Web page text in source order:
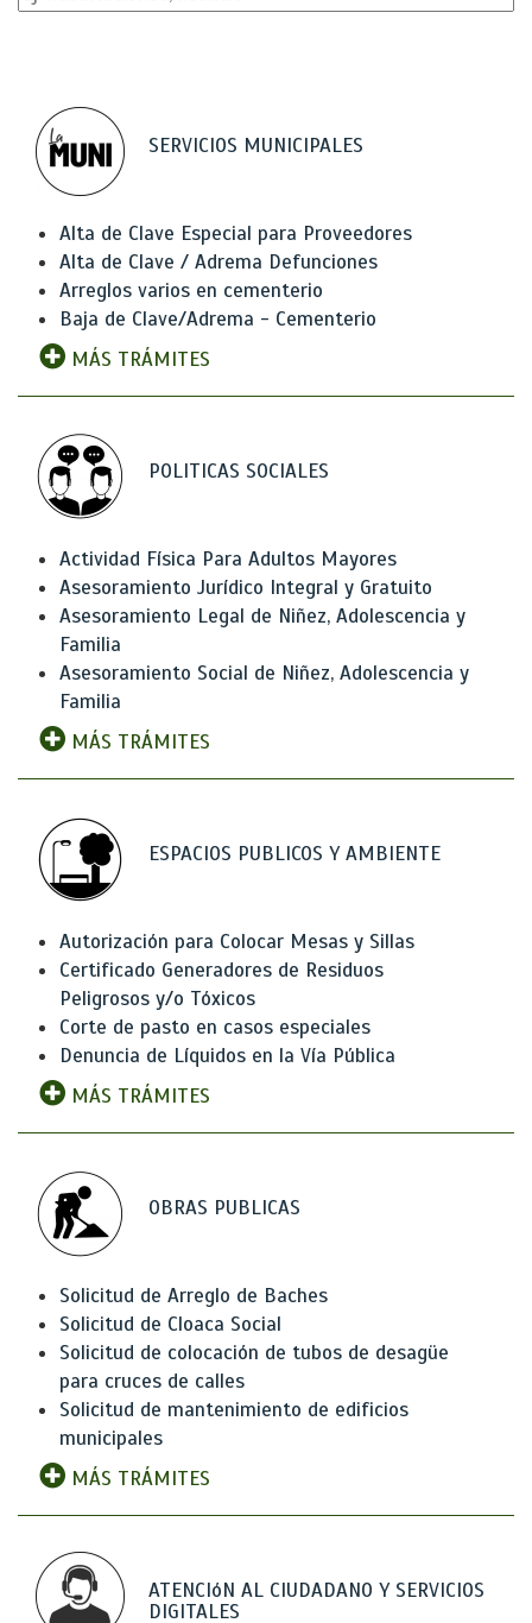
SERVICIOS MUNICIPALES
Alta de Clave Especial para Proveedores
Alta de Clave / Adrema Defunciones
Arreglos varios en cementerio
Baja de Clave/Adrema - Cementerio
MÁS TRÁMITES
POLITICAS SOCIALES
Actividad Física Para Adultos Mayores
Asesoramiento Jurídico Integral y Gratuito
Asesoramiento Legal de Niñez, Adolescencia y
Familia
Asesoramiento Social de Niñez, Adolescencia y
Familia
MÁS TRÁMITES
ESPACIOS PUBLICOS Y AMBIENTE
Autorización para Colocar Mesas y Sillas
Certificado Generadores de Residuos
Peligrosos y/o Tóxicos
Corte de pasto en casos especiales
Denuncia de Líquidos en la Vía Pública
MÁS TRÁMITES
OBRAS PUBLICAS
Solicitud de Arreglo de Baches
Solicitud de Cloaca Social
Solicitud de colocación de tubos de desagüe
para cruces de calles
Solicitud de mantenimiento de edificios
municipales
MÁS TRÁMITES
ATENCIóN AL CIUDADANO Y SERVICIOS
DIGITALES